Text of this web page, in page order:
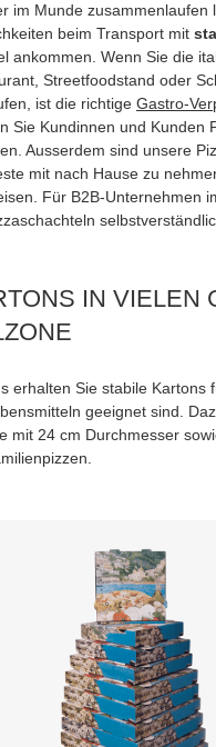
im Munde zusammenlaufen
beim Transport mit
ankommen. Wenn Sie die
Streetfoodstand oder
ist die richtige Gastro-
Sie Kundinnen und Kunden
Ausserdem sind unsere
mit nach Hause zu
Für B2B-Unternehmen
IN VIELEN
erhalten Sie stabile
geeignet sind.
mit 24 cm Durchmesser